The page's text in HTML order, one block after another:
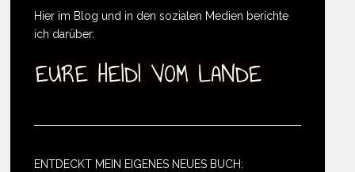
Hier im Blog und in den sozialen Medien berichte
ich darüber.
ENTDECKT MEIN EIGENES NEUES BUCH: